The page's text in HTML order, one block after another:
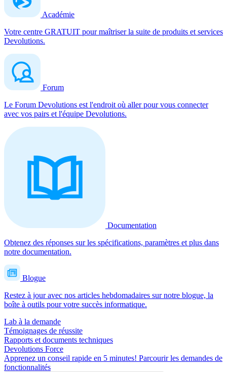
Académie
Votre centre GRATUIT pour maîtriser la suite de produits et services
Devolutions.
Forum
Le Forum Devolutions est l'endroit où aller pour vous connecter
avec vos pairs et l'équipe Devolutions.
Documentation
Obtenez des réponses sur les spécifications, paramètres et plus dans
notre documentation.
Blogue
Restez à jour avec nos articles hebdomadaires sur notre blogue, la
boîte à outils pour votre succès informatique.
Lab à la demande
Témoignages de réussite
Rapports et documents techniques
Devolutions Force
Apprenez un conseil rapide en 5 minutes! Parcourir les demandes de
fonctionnalités